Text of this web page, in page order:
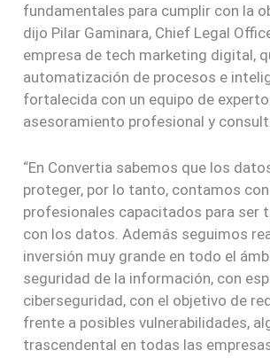
fundamentales para cumplir con la
dijo Pilar Gaminara, Chief Legal
empresa de tech marketing digital,
automatización de procesos e
fortalecida con un equipo de
asesoramiento profesional y
“En Convertia sabemos que los
proteger, por lo tanto, contamos
profesionales capacitados para ser
con los datos. Además seguimos
inversión muy grande en todo el
seguridad de la información, con
ciberseguridad, con el objetivo de
frente a posibles vulnerabilidades,
trascendental en todas las